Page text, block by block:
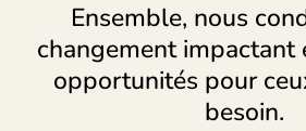
Ensemble, nous
changement impactant
opportunités pour
besoin.